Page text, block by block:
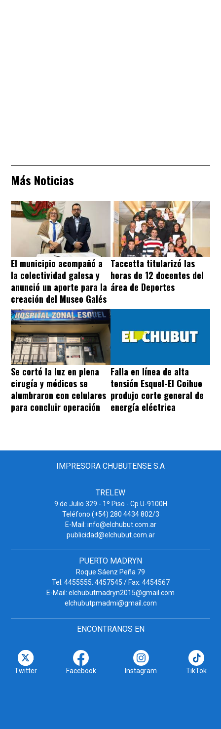
Más Noticias
El municipio acompañó a
la colectividad galesa y
anunció un aporte para la
creación del Museo Galés
Taccetta titularizó las
horas de 12 docentes del
área de Deportes
Se cortó la luz en plena
cirugía y médicos se
alumbraron con celulares
para concluir operación
Falla en línea de alta
tensión Esquel-El Coihue
produjo corte general de
energía eléctrica
IMPRESORA CHUBUTENSE S.A
TRELEW
9 de Julio 329 - 1º Piso - Cp U-9100H
Teléfono (+54) 280 4434 802/3
E-Mail: info@elchubut.com.ar
publicidad@elchubut.com.ar
PUERTO MADRYN
Roque Sáenz Peña 79
Tel: 4455555. 4457545 / Fax: 4454567
E-Mail: elchubutmadryn2015@gmail.com
elchubutpmadmi@gmail.com
ENCONTRANOS EN
Twitter Facebook Instagram TikTok